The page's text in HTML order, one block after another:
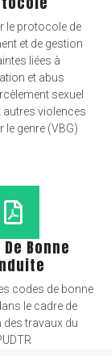
le protocole de
et de gestion
liées à
et abus
sexuel
autres violences
le genre (VBG)
Bonne
codes de bonne
le cadre de
des travaux du